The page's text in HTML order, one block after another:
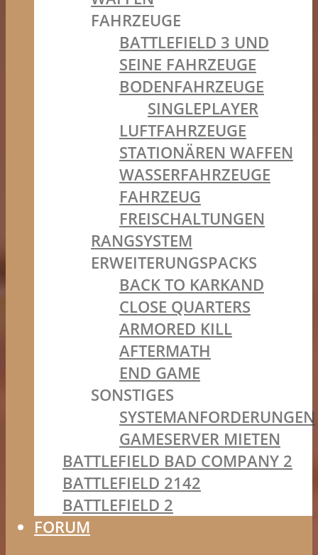
FAHRZEUGE
BATTLEFIELD 3 UND
SEINE FAHRZEUGE
BODENFAHRZEUGE
SINGLEPLAYER
LUFTFAHRZEUGE
STATIONÄREN WAFFEN
WASSERFAHRZEUGE
FAHRZEUG
FREISCHALTUNGEN
RANGSYSTEM
ERWEITERUNGSPACKS
BACK TO KARKAND
CLOSE QUARTERS
ARMORED KILL
AFTERMATH
END GAME
SONSTIGES
SYSTEMANFORDERUNGEN
GAMESERVER MIETEN
BATTLEFIELD BAD COMPANY 2
BATTLEFIELD 2142
BATTLEFIELD 2
FORUM